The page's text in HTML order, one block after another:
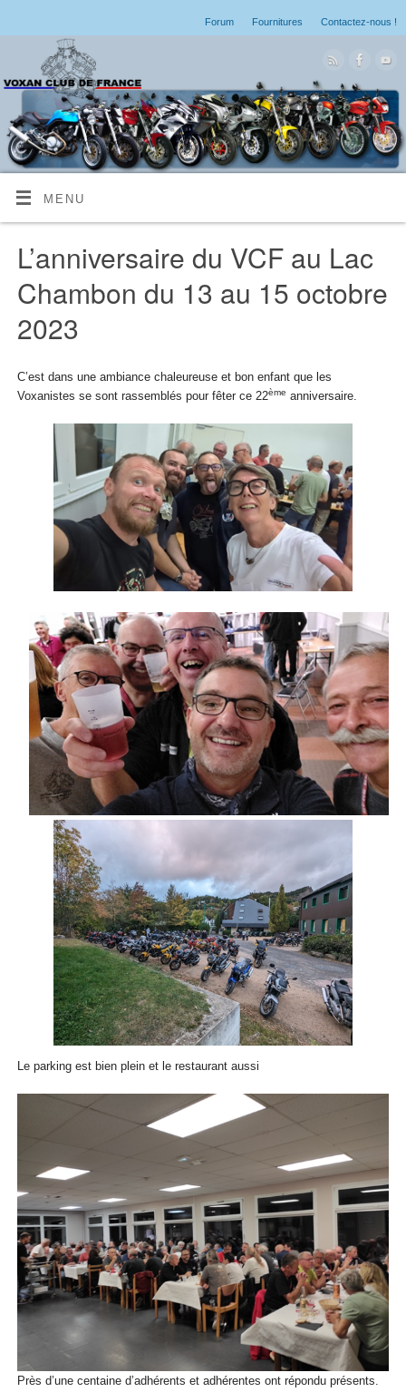
Forum Fournitures Contactez-nous !
MENU
L’anniversaire du VCF au Lac
Chambon du 13 au 15 octobre
2023
C’est dans une ambiance chaleureuse et bon enfant que les
Voxanistes se sont rassemblés pour fêter ce 22ème anniversaire.
Le parking est bien plein et le restaurant aussi
Près d’une centaine d’adhérents et adhérentes ont répondu présents.